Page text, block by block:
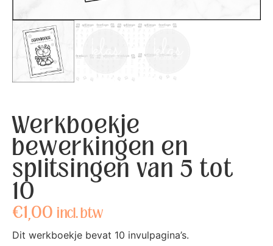
Werkboekje
bewerkingen en
splitsingen van 5 tot
10
€1,00 incl. btw
Dit werkboekje bevat 10 invulpagina’s.